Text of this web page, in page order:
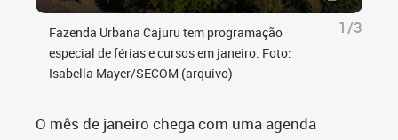
Fazenda Urbana Cajuru tem programação
especial de férias e cursos em janeiro. Foto:
Isabella Mayer/SECOM (arquivo)
1/3
O mês de janeiro chega com uma agenda